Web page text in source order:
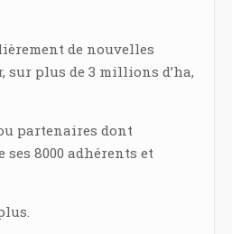
de nouvelles
sur plus de 3 millions d’ha,
partenaires dont
ses 8000 adhérents et